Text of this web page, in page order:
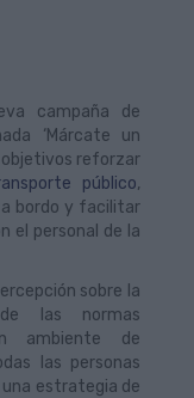
campaña de
‘Márcate un
objetivos reforzar
público,
bordo y facilitar
el personal de la
sobre la
las normas
ambiente de
las personas
una estrategia de